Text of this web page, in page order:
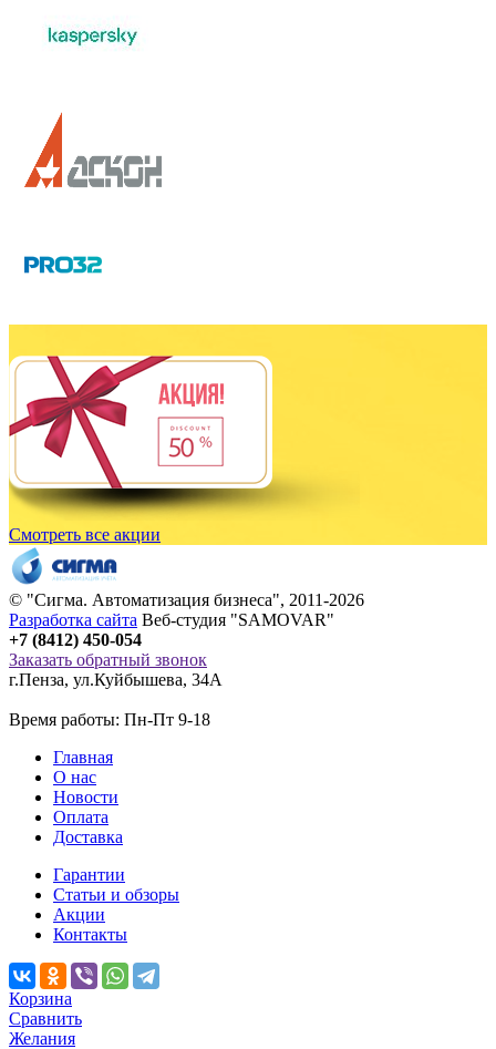
Смотреть все акции
© "Сигма. Автоматизация бизнеса", 2011-2026
Разработка сайта Веб-студия "SAMOVAR"
+7 (8412) 450-054
Заказать обратный звонок
г.Пенза, ул.Куйбышева, 34А
Время работы: Пн-Пт 9-18
Главная
О нас
Новости
Оплата
Доставка
Гарантии
Статьи и обзоры
Акции
Контакты
Корзина
Сравнить
Желания